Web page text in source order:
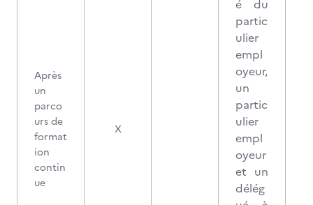
Après
un
parco
urs de
format
ion
contin
ue
X
é du
partic
ulier
empl
oyeur,
un
partic
ulier
empl
oyeur
et un
délég